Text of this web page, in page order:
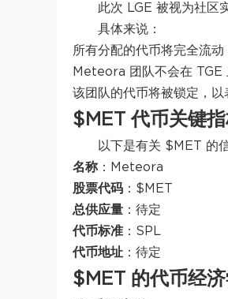
此次 LGE 被视为社区
具体来说：
所有分配的代币将完全流
Meteora 团队不会在 TGE
该团队的代币将被锁定，以
$MET 代币关键
以下是有关 $MET 的
名称 ：Meteora
股票代码 ：$MET
总供应量 ：待定
代币标准 ：SPL
代币地址 ：待定
$MET 的代币经